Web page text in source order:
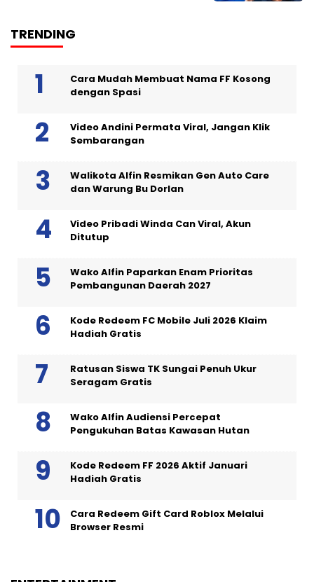
TRENDING
Cara Mudah Membuat Nama FF Kosong
dengan Spasi
Video Andini Permata Viral, Jangan Klik
Sembarangan
Walikota Alfin Resmikan Gen Auto Care
dan Warung Bu Dorlan
Video Pribadi Winda Can Viral, Akun
Ditutup
Wako Alfin Paparkan Enam Prioritas
Pembangunan Daerah 2027
Kode Redeem FC Mobile Juli 2026 Klaim
Hadiah Gratis
Ratusan Siswa TK Sungai Penuh Ukur
Seragam Gratis
Wako Alfin Audiensi Percepat
Pengukuhan Batas Kawasan Hutan
Kode Redeem FF 2026 Aktif Januari
Hadiah Gratis
Cara Redeem Gift Card Roblox Melalui
Browser Resmi